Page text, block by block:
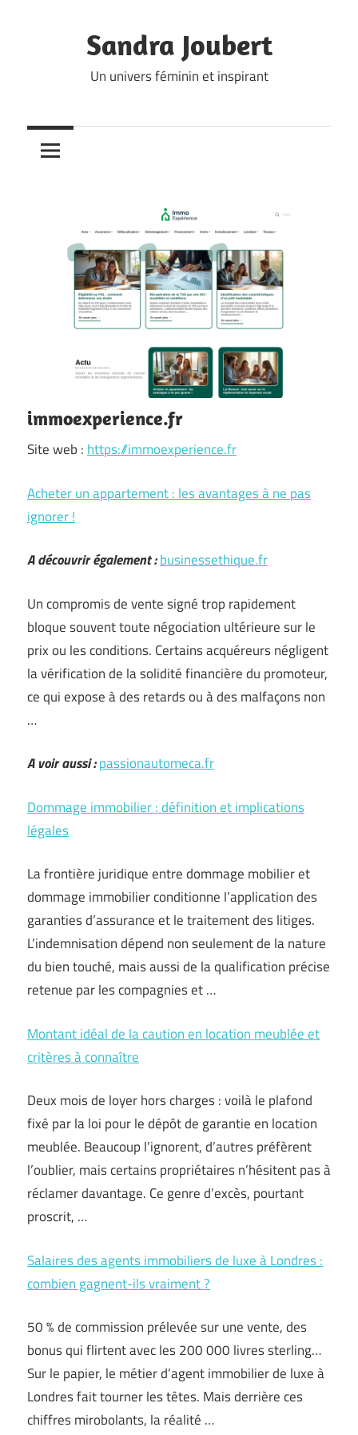
Sandra Joubert
Un univers féminin et inspirant
immoexperience.fr
Site web : https://immoexperience.fr
Acheter un appartement : les avantages à ne pas
ignorer !
A découvrir également :businessethique.fr
Un compromis de vente signé trop rapidement
bloque souvent toute négociation ultérieure sur le
prix ou les conditions. Certains acquéreurs négligent
la vérification de la solidité financière du promoteur,
ce qui expose à des retards ou à des malfaçons non
…
A voir aussi :passionautomeca.fr
Dommage immobilier : définition et implications
légales
La frontière juridique entre dommage mobilier et
dommage immobilier conditionne l’application des
garanties d’assurance et le traitement des litiges.
L’indemnisation dépend non seulement de la nature
du bien touché, mais aussi de la qualification précise
retenue par les compagnies et …
Montant idéal de la caution en location meublée et
critères à connaître
Deux mois de loyer hors charges : voilà le plafond
fixé par la loi pour le dépôt de garantie en location
meublée. Beaucoup l’ignorent, d’autres préfèrent
l’oublier, mais certains propriétaires n’hésitent pas à
réclamer davantage. Ce genre d’excès, pourtant
proscrit, …
Salaires des agents immobiliers de luxe à Londres :
combien gagnent-ils vraiment ?
50 % de commission prélevée sur une vente, des
bonus qui flirtent avec les 200 000 livres sterling…
Sur le papier, le métier d’agent immobilier de luxe à
Londres fait tourner les têtes. Mais derrière ces
chiffres mirobolants, la réalité …